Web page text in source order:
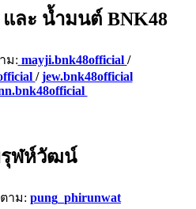
และ น้ำมนต์ BNK48
ม: mayji.bnk48official /
/jew.bnk48official
รุฬห์วัฒน์
าม: pung_phirunwat